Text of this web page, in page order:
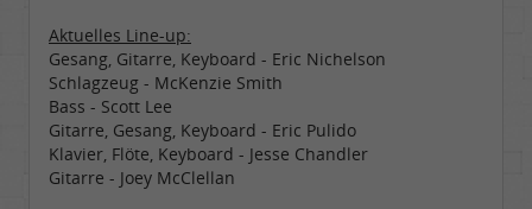
Aktuelles Line-up:
Gesang, Gitarre, Keyboard - Eric Nichelson
Schlagzeug - McKenzie Smith
Bass - Scott Lee
Gitarre, Gesang, Keyboard - Eric Pulido
Klavier, Flöte, Keyboard - Jesse Chandler
Gitarre - Joey McClellan